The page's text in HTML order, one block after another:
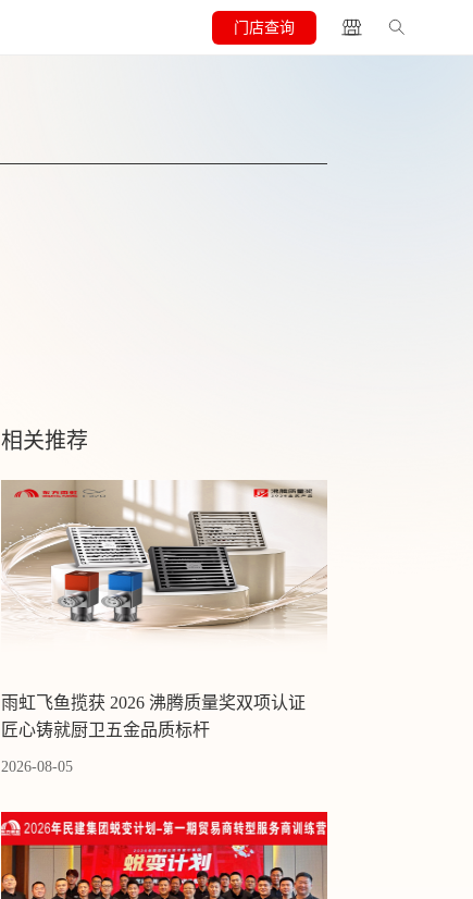
门店查询
相关推荐
雨虹飞鱼揽获 2026 沸腾质量奖双项认证
匠心铸就厨卫五金品质标杆
2026-08-05